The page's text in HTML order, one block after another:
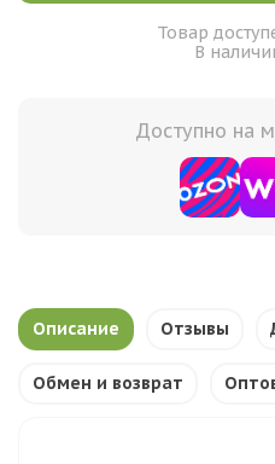
Товар
В
Доступно на
Описание Отзывы
Обмен и возврат